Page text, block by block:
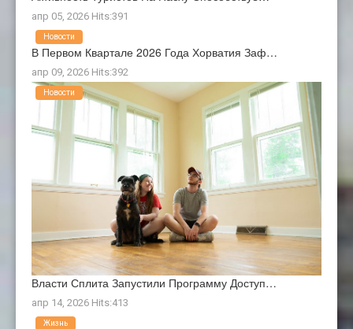
апр 05, 2026 Hits:391
В Первом Квартале 2026 Года Хорватия Заф…
апр 09, 2026 Hits:392
Новости
Власти Сплита Запустили Программу Доступ…
апр 14, 2026 Hits:413
Новости
Жизнь